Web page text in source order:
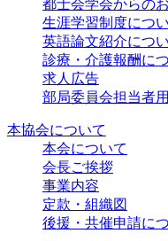
都士会学会からの
生涯学習制度につ
英語論文紹介につ
診療・介護報酬に
求人広告
部局委員会担当者用
本協会について
本会について
会長ご挨拶
事業内容
定款・組織図
後援・共催申請に